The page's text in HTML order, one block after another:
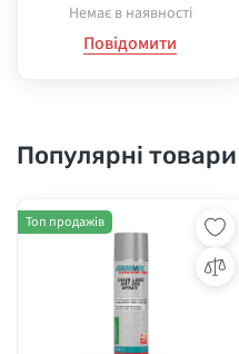
Немає в наявності
Повідомити
Популярні товари
Топ продажів